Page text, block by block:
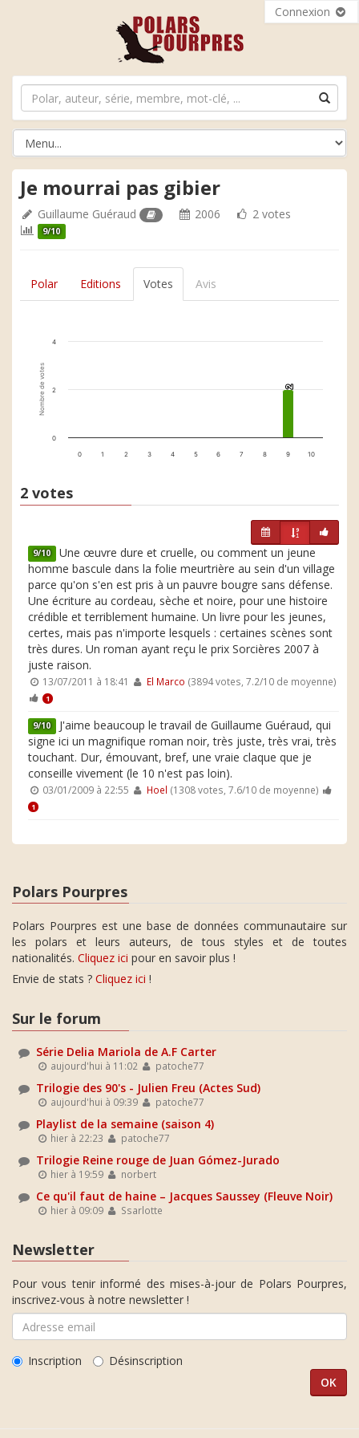
Connexion
Je mourrai pas gibier
Guillaume Guéraud 2006 2 votes
9/10
Polar Editions Votes Avis
Nombre de votes 2
2
0 1 2 3 4 5 6 7 8 9 10
0
2
4
2 votes
9/10 Une œuvre dure et cruelle, ou comment un jeune
homme bascule dans la folie meurtrière au sein d'un village
parce qu'on s'en est pris à un pauvre bougre sans défense.
Une écriture au cordeau, sèche et noire, pour une histoire
crédible et terriblement humaine. Un livre pour les jeunes,
certes, mais pas n'importe lesquels : certaines scènes sont
très dures. Un roman ayant reçu le prix Sorcières 2007 à
juste raison.
13/07/2011 à 18:41 El Marco (3894 votes, 7.2/10 de moyenne)
1
9/10 J'aime beaucoup le travail de Guillaume Guéraud, qui
signe ici un magnifique roman noir, très juste, très vrai, très
touchant. Dur, émouvant, bref, une vraie claque que je
conseille vivement (le 10 n'est pas loin).
03/01/2009 à 22:55 Hoel (1308 votes, 7.6/10 de moyenne)
1
Polars Pourpres
Polars Pourpres est une base de données communautaire sur
les polars et leurs auteurs, de tous styles et de toutes
nationalités. Cliquez ici pour en savoir plus !
Envie de stats ? Cliquez ici !
Sur le forum
Série Delia Mariola de A.F Carter
aujourd'hui à 11:02 patoche77
Trilogie des 90's - Julien Freu (Actes Sud)
aujourd'hui à 09:39 patoche77
Playlist de la semaine (saison 4)
hier à 22:23 patoche77
Trilogie Reine rouge de Juan Gómez-Jurado
hier à 19:59 norbert
Ce qu'il faut de haine – Jacques Saussey (Fleuve Noir)
hier à 09:09 Ssarlotte
Newsletter
Pour vous tenir informé des mises-à-jour de Polars Pourpres,
inscrivez-vous à notre newsletter !
Inscription Désinscription